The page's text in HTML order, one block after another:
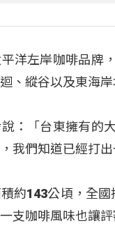
洋左岸咖啡品牌
、縱谷以及東海
：「台東擁有的
我們知道已經打
約143公頃，全
支咖啡風味也讓